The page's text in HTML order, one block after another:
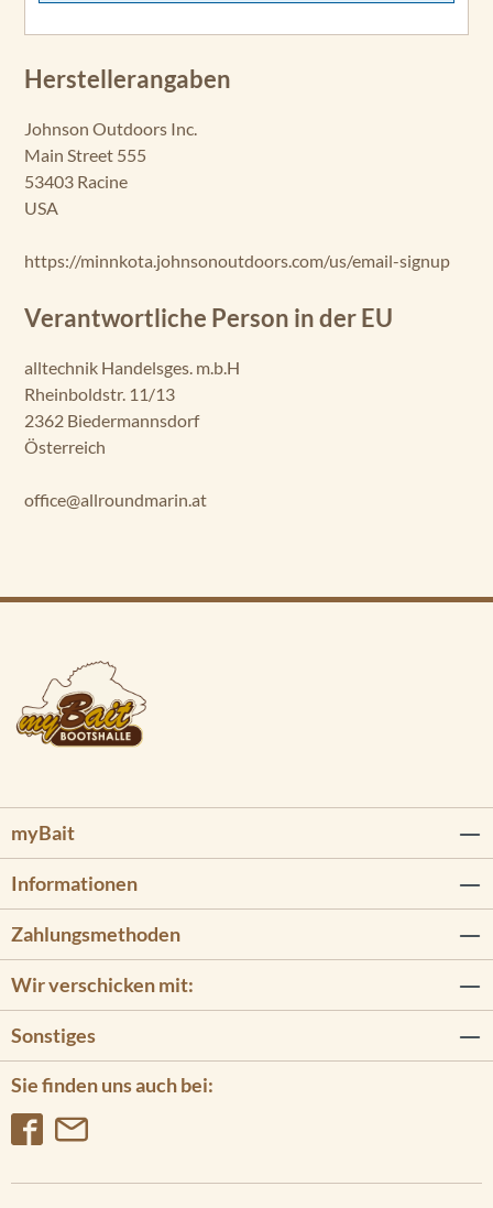
Herstellerangaben
Johnson Outdoors Inc.
Main Street 555
53403 Racine
USA
https://minnkota.johnsonoutdoors.com/us/email-signup
Verantwortliche Person in der EU
alltechnik Handelsges. m.b.H
Rheinboldstr. 11/13
2362 Biedermannsdorf
Österreich
office@allroundmarin.at
myBait
Informationen
Sie finden uns auch bei:
Zahlungsmethoden
Wir verschicken mit:
Sonstiges